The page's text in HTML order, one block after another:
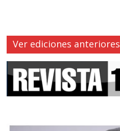
Ver ediciones anteriores